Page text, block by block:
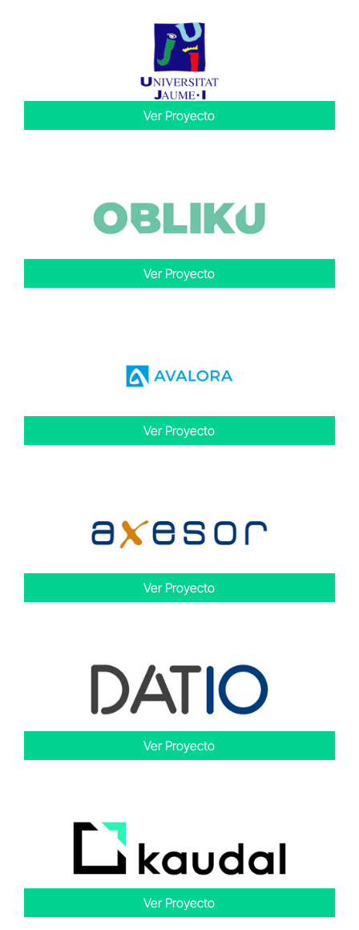
Ver Proyecto
Ver Proyecto
Ver Proyecto
Ver Proyecto
Ver Proyecto
Ver Proyecto